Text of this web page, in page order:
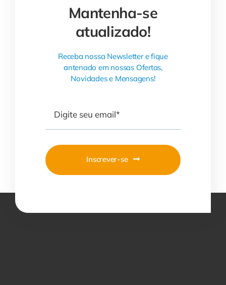
Mantenha-se
atualizado!
Receba nossa Newsletter e fique
antenado em nossas Ofertas,
Novidades e Mensagens!
Inscrever-se